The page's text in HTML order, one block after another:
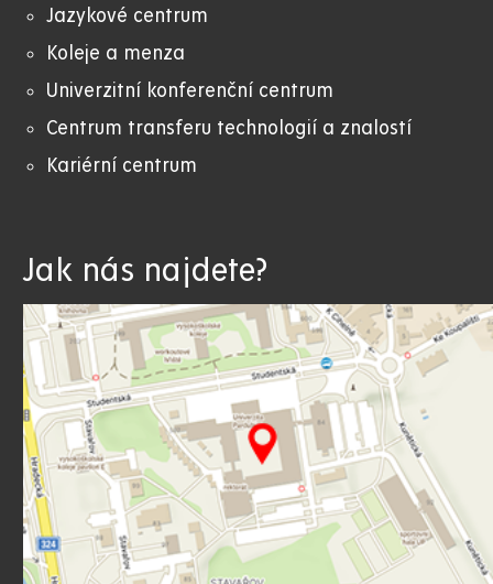
Jazykové centrum
Koleje a menza
Univerzitní konferenční centrum
Centrum transferu technologií a znalostí
Kariérní centrum
Jak nás najdete?